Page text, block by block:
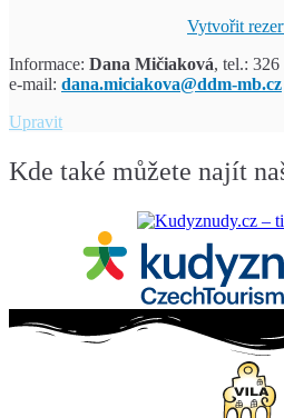
Vytvořit
Informace: Dana Mičiaková, tel.:
e-mail: dana.miciakova@ddm-mb.cz
UpravitPidiškolka
Kde také můžete najít